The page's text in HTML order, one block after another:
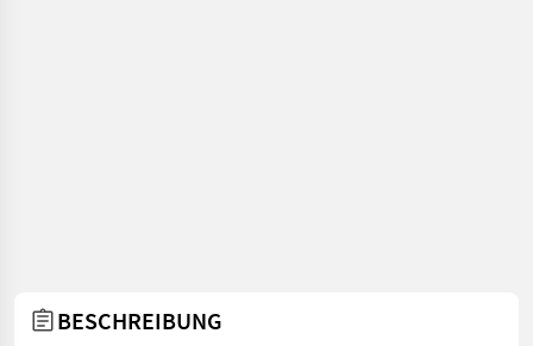
BESCHREIBUNG